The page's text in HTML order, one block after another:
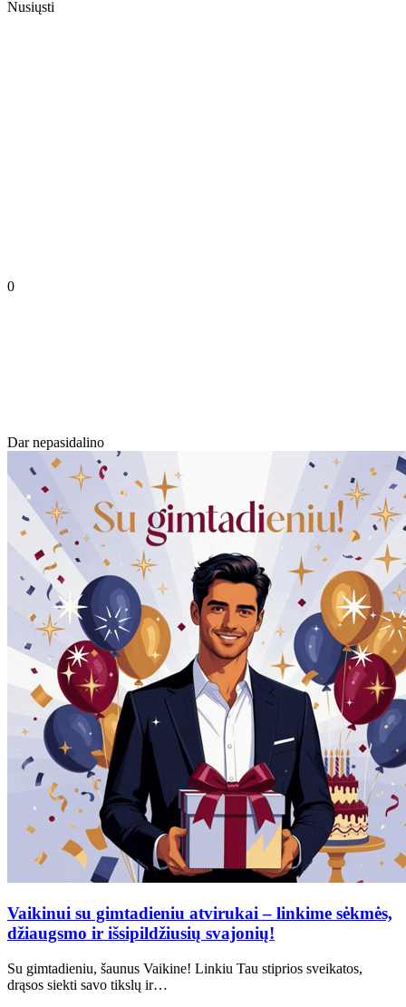
Nusiųsti
0
Dar nepasidalino
Vaikinui su gimtadieniu atvirukai – linkime sėkmės,
džiaugsmo ir išsipildžiusių svajonių!
Su gimtadieniu, šaunus Vaikine! Linkiu Tau stiprios sveikatos,
drąsos siekti savo tikslų ir…